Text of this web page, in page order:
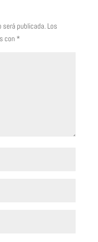
será publicada. Los
con *